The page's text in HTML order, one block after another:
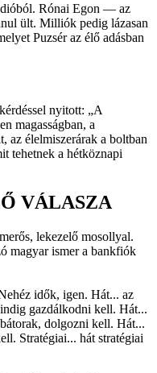
Rónai Egon — az
ült. Milliók pedig lázasan
Puzsér az élő adásban
nyitott: „A
magasságban, a
az élelmiszerárak a boltban
tehetnek a hétköznapi
VÁLASZA
lekezelő mosollyal.
magyar ismer a bankfiók
idők, igen. Hát... az
gazdálkodni kell. Hát...
dolgozni kell. Hát...
Stratégiai... hát stratégiai